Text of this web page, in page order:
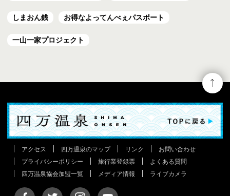
しまおん銭 お得なよってんべぇパスポート
一山一家プロジェクト
アクセス 四万温泉のマップ リンク
お問い合わせ
プライバシーポリシー
旅行業登録票
よくある質問
四万温泉協会加盟一覧
メディア情報 ライブカメラ